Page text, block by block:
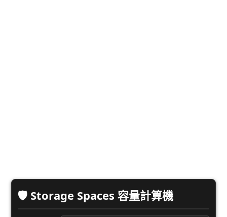
🛡️ Storage Spaces 容量計算機